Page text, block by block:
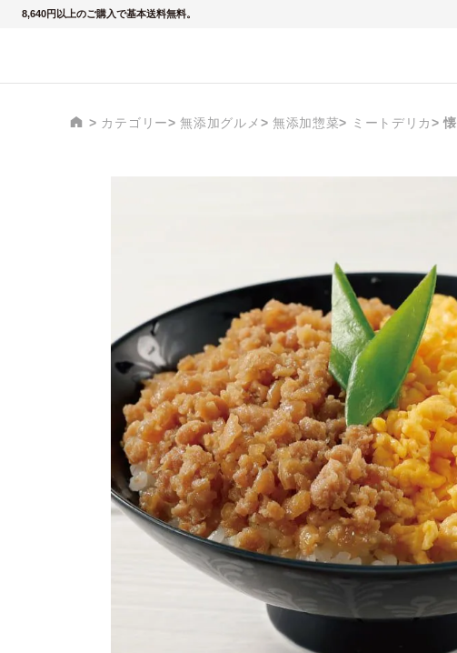
8,640円以上のご購入で基本送料無料。
カテゴリー 無添加グルメ 無添加惣菜 ミートデリカ